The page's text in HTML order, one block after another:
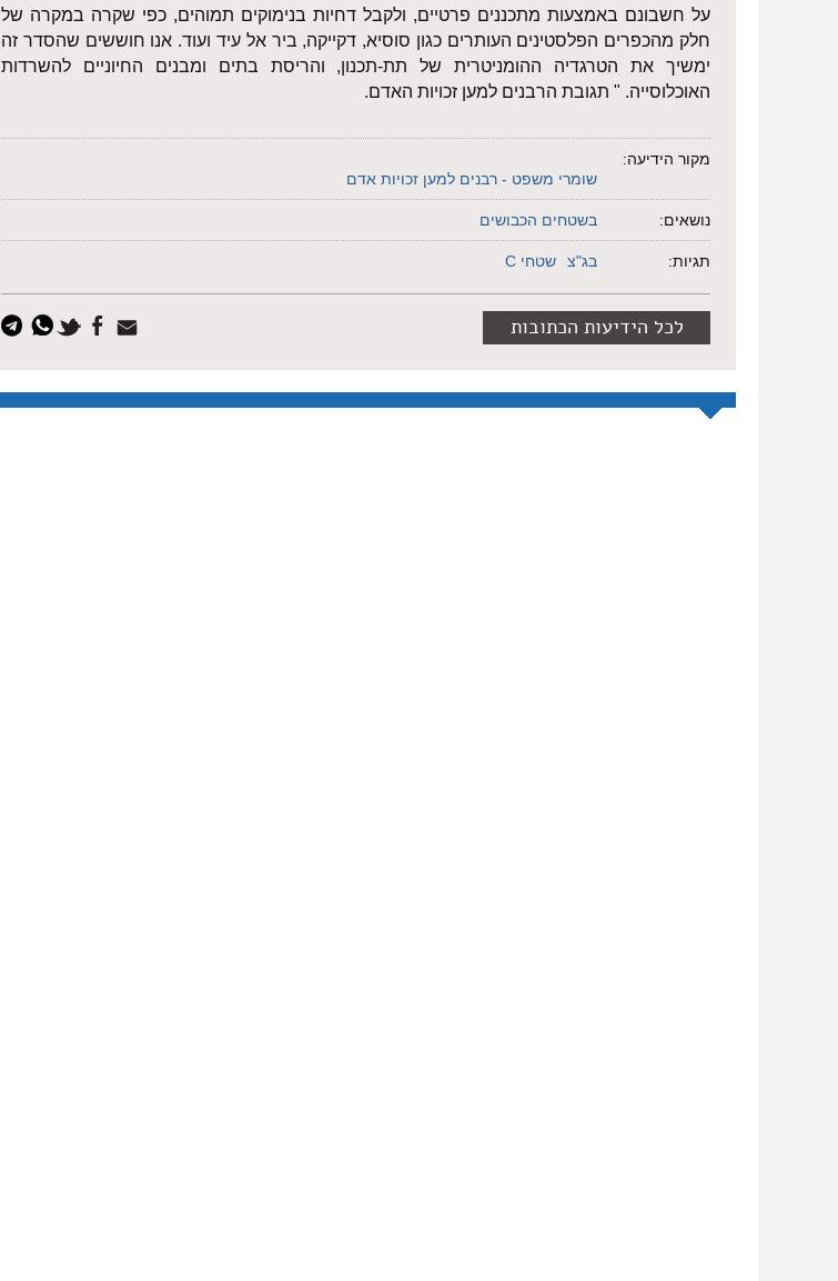
על חשבונם באמצעות מתכננים פרטיים, ולקבל דחיות בנימוקים תמוהים, כפי שקרה במקרה של
חלק מהכפרים הפלסטינים העותרים כגון סוסיא, דקייקה, ביר אל עיד ועוד. אנו חוששים שהסדר זה
ימשיך את הטרגדיה ההומניטרית של תת-תכנון, והריסת בתים ומבנים החיוניים להשרדות
האוכלוסייה. " תגובת הרבנים למען זכויות האדם.
מקור הידיעה:
שומרי משפט - רבנים למען זכויות אדם
נושאים: בשטחים הכבושים
תגיות: בג"צ שטחי C
לכל הידיעות הכתובות